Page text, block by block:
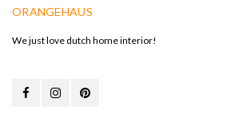
ORANGEHAUS
We just love dutch home interior!